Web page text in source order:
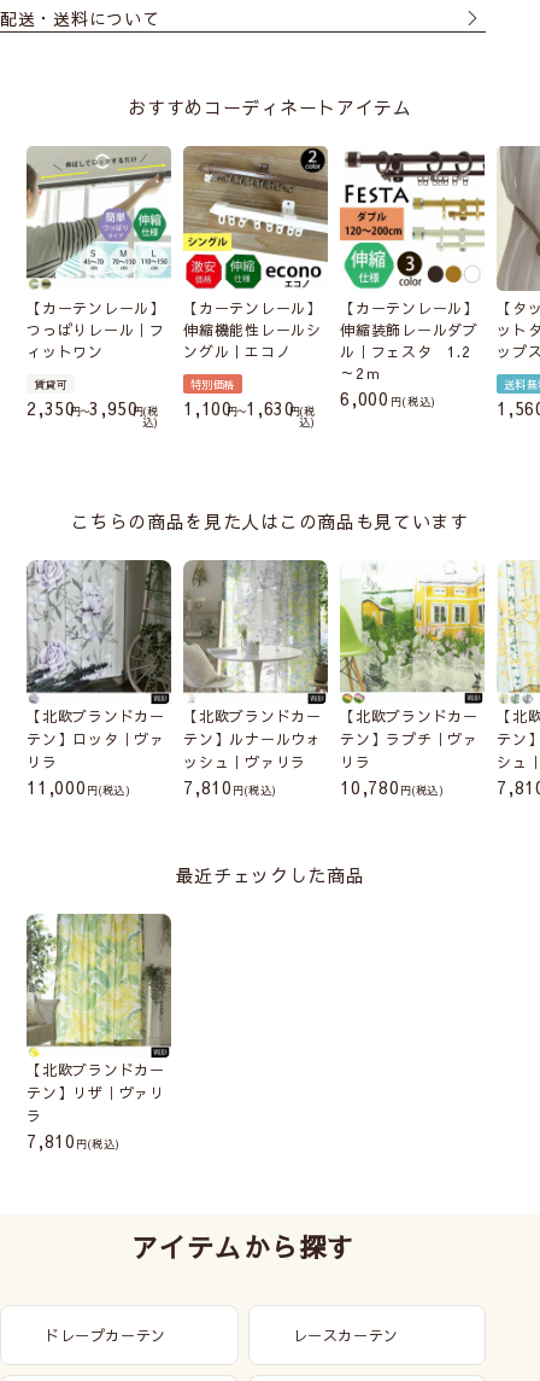
配送・送料について
おすすめコーディネートアイテム
【カーテンレール】
つっぱりレール｜フ
ィットワン
賃貸可
2,350 〜3,950 税
込
【カーテンレール】
伸縮機能性レールシ
ングル｜エコノ
特別価格
1,100 〜1,630 税
込
【カーテンレール】
伸縮装飾レールダブ
ル｜フェスタ 1.2
～2ｍ
6,000 税込
【タ
ット
ップ
送料無
こちらの商品を見た人はこの商品も見ています
【北欧ブランドカー
テン】ロッタ｜ヴァ
リラ
11,000 (税込)
【北欧ブランドカー
テン】ルナールウォ
ッシュ｜ヴァリラ
7,810 (税込)
【北欧ブランドカー
テン】ラプチ｜ヴァ
リラ
10,780 (税込)
【北
テン
シュ
最近チェックした商品
【北欧ブランドカー
テン】リザ｜ヴァリ
ラ
7,810 (税込)
アイテムから探す
ドレープカーテン レースカーテン